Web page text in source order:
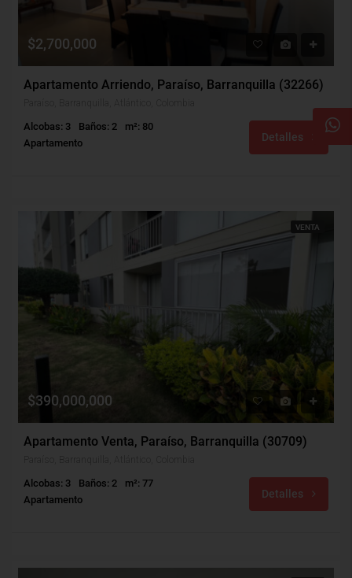
$2,700,000
Apartamento Arriendo, Paraíso, Barranquilla (32266)
Alcobas: 3 Baños: 2
m²: 80
Apartamento
Detalles
VENTA
$390,000,000
Apartamento Venta, Paraíso, Barranquilla (30709)
Alcobas: 3 Baños: 2
m²: 77
Apartamento
Detalles